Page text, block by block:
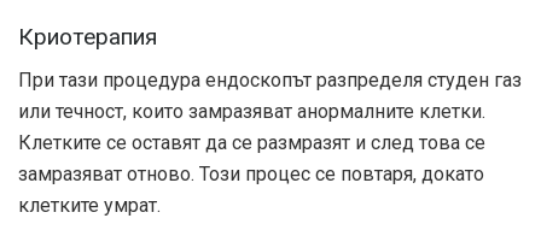
Криотерапия
При тази процедура ендоскопът разпределя студен газ
или течност, които замразяват анормалните клетки.
Клетките се оставят да се размразят и след това се
замразяват отново. Този процес се повтаря, докато
клетките умрат.